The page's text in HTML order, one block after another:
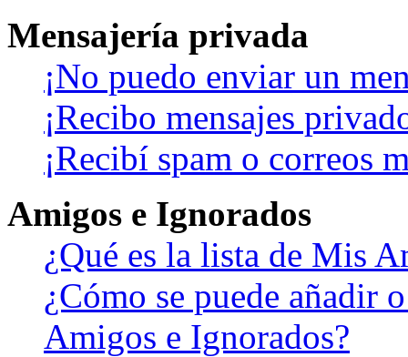
Mensajería privada
¡No puedo enviar un
¡Recibo mensajes
¡Recibí spam o correos
Amigos e Ignorados
¿Qué es la lista de Mis
¿Cómo se puede añadir
Amigos e Ignorados?